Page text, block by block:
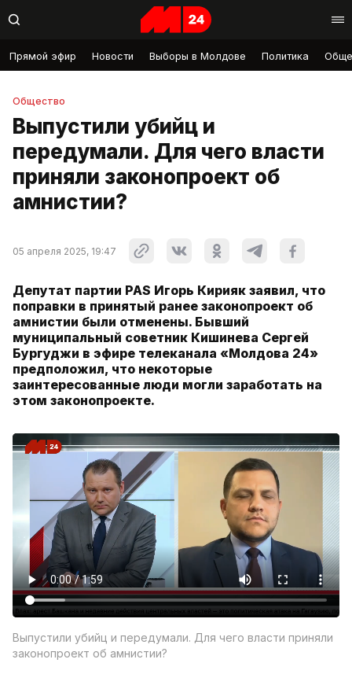
Прямой эфир Новости Выборы в Молдове Политика
Общество
Выпустили убийц и
передумали. Для чего власти
приняли законопроект об
амнистии?
05 апреля 2025, 19:47
Депутат партии PAS Игорь Кирияк заявил, что
поправки в принятый ранее законопроект об
амнистии были отменены. Бывший
муниципальный советник Кишинева Сергей
Бургуджи в эфире телеканала «Молдова 24»
предположил, что некоторые
заинтересованные люди могли заработать на
этом законопроекте.
Выпустили убийц и передумали. Для чего власти приняли
законопроект об амнистии?